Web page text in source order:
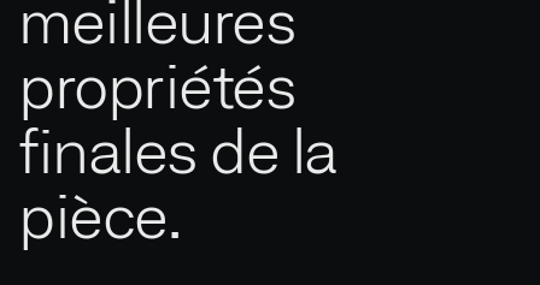
meilleures
propriétés
finales de la
pièce.